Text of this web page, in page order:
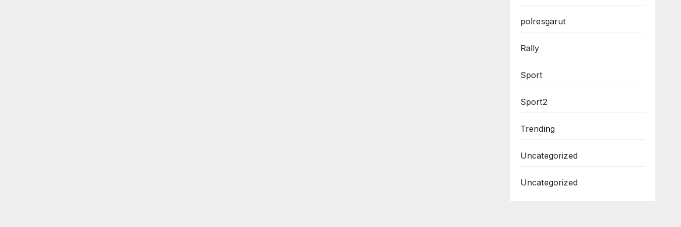
polresgarut
Rally
Sport
Sport2
Trending
Uncategorized
Uncategorized